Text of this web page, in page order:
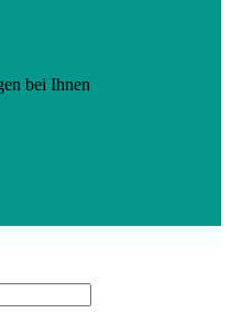
bei Ihnen